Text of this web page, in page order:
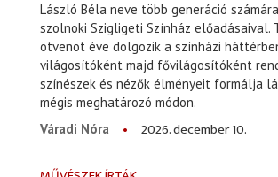
László Béla neve több generáció
szolnoki Szigligeti Színház előadásaival.
ötvenöt éve dolgozik a színházi
világosítóként majd fővilágosítóként
színészek és nézők élményeit formálja
mégis meghatározó módon.
Váradi Nóra
2026. december 10.